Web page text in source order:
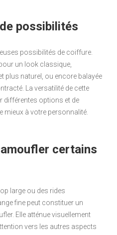
possibilités
possibilités de coiffure.
un look classique,
plus naturel, ou encore balayée
La versatilité de cette
différentes options et de
mieux à votre personnalité.
certains
large ou des rides
fine peut constituer un
Elle atténue visuellement
vers les autres aspects